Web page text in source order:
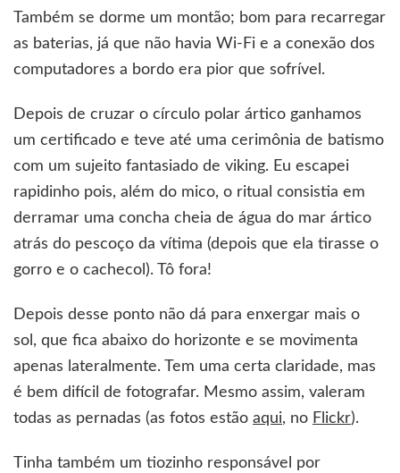
Também se dorme um montão; bom para recarregar
as baterias, já que não havia Wi-Fi e a conexão dos
computadores a bordo era pior que sofrível.
Depois de cruzar o círculo polar ártico ganhamos
um certificado e teve até uma cerimônia de batismo
com um sujeito fantasiado de viking. Eu escapei
rapidinho pois, além do mico, o ritual consistia em
derramar uma concha cheia de água do mar ártico
atrás do pescoço da vítima (depois que ela tirasse o
gorro e o cachecol). Tô fora!
Depois desse ponto não dá para enxergar mais o
sol, que fica abaixo do horizonte e se movimenta
apenas lateralmente. Tem uma certa claridade, mas
é bem difícil de fotografar. Mesmo assim, valeram
todas as pernadas (as fotos estão aqui, no Flickr).
Tinha também um tiozinho responsável por